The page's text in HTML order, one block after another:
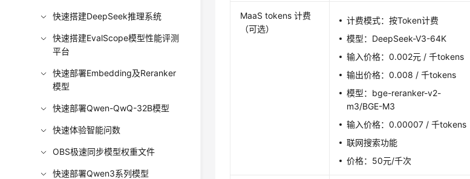
快速搭建DeepSeek推理系统
快速搭建EvalScope模型性能评测
平台
快速部署Embedding及Reranker
模型
快速部署Qwen-QwQ-32B模型
快速体验智能问数
OBS极速同步模型权重文件
快速部署Qwen3系列模型
MaaS tokens 计费
（可选）
计费模式：按Token计费
模型： DeepSeek-V3-64K
输入价格：0.002元 / 千tokens
输出价格：0.008 / 千tokens
模型：bge-reranker-v2-
m3/BGE-M3
输入价格：0.00007 / 千tokens
联网搜索功能
价格：50元/千次